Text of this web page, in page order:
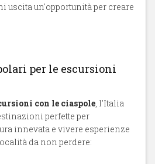
uscita un'opportunità per creare
per le escursioni
con le ciaspole , l'Italia
perfette per
innevata e vivere esperienze
da non perdere: